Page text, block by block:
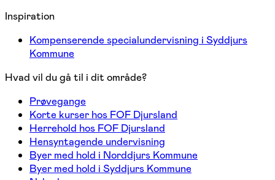
Inspiration
Kompenserende specialundervisning i Syddjurs
Kommune
Hvad vil du gå til i dit område?
Prøvegange
Korte kurser hos FOF Djursland
Herrehold hos FOF Djursland
Hensyntagende undervisning
Byer med hold i Norddjurs Kommune
Byer med hold i Syddjurs Kommune